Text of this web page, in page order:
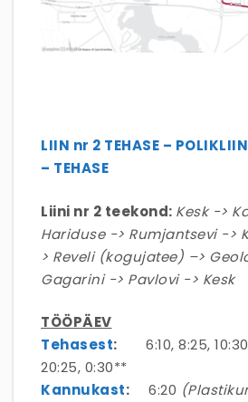
LIIN nr 2 TEHASE –
– TEHASE
Liini nr 2 teekond: Kesk ->
Hariduse -> Rumjantsevi ->
> Reveli (kogujatee) –>
Gagarini -> Pavlovi -> Kesk
TÖÖPÄEV
Tehasest: 6:10, 8:25,
20:25, 0:30**
Kannukast: 6:20